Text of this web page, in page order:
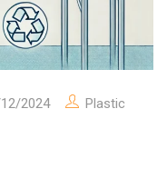
2024
Plastic